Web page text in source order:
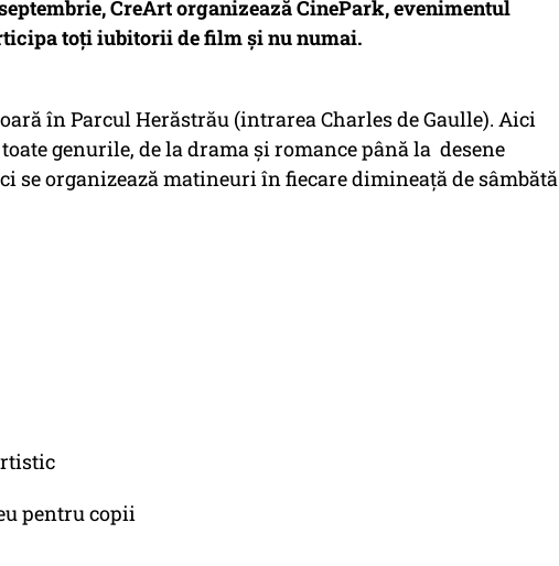
CreArt organizează CinePark, evenimentul
toţi iubitorii de film şi nu numai.
în Parcul Herăstrău (intrarea Charles de Gaulle). Aici
genurile, de la drama şi romance până la desene
se organizează matineuri în fiecare dimineaţă de sâmbătă
pentru copii